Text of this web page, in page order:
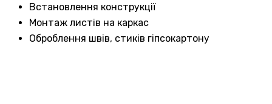
Встановлення конструкції
Монтаж листів на каркас
Оброблення швів, стиків гіпсокартону